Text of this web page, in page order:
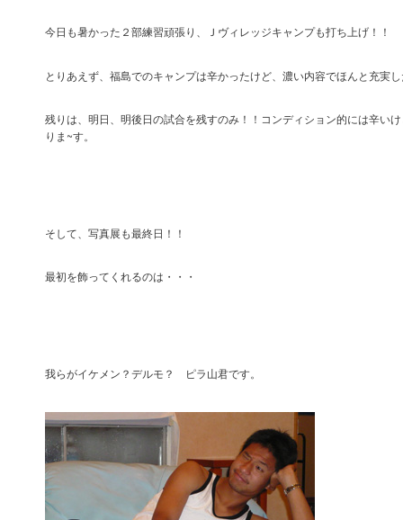
今日も暑かった２部練習頑張り、Ｊヴィレッジキャンプも打ち上げ！！
とりあえず、福島でのキャンプは辛かったけど、濃い内容でほんと充実
残りは、明日、明後日の試合を残すのみ！！コンディション的には辛い
りま~す。
そして、写真展も最終日！！
最初を飾ってくれるのは・・・
我らがイケメン？デルモ？ ピラ山君です。